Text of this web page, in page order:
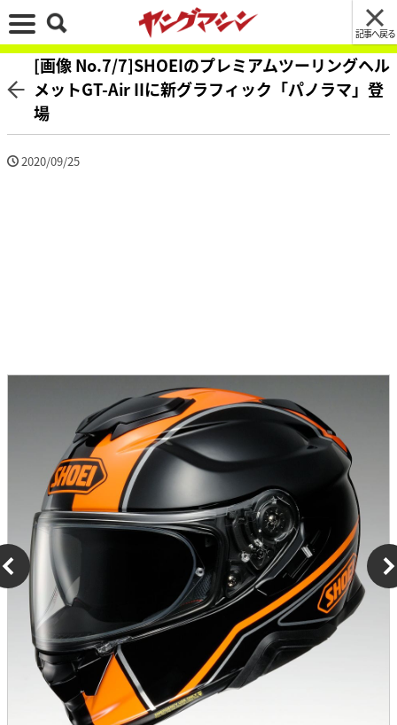
記事へ戻る
[画像 No.7/7]SHOEIのプレミアムツーリングヘル
メットGT-Air IIに新グラフィック「パノラマ」登
場
2020/09/25